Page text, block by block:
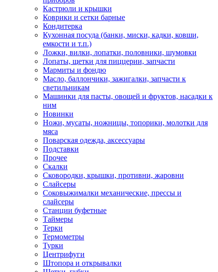
Кастрюли и крышки
Коврики и сетки барные
Кондитерка
Кухонная посуда (банки, миски, кадки, ковши,
емкости и т.п.)
Ложки, вилки, лопатки, половники, шумовки
Лопаты, щетки для пиццерии, запчасти
Мармиты и фондю
Масло, баллончики, зажигалки, запчасти к
светильникам
Машинки для пасты, овощей и фруктов, насадки к
ним
Новинки
Ножи, мусаты, ножницы, топорики, молотки для
мяса
Поварская одежда, аксессуары
Подставки
Прочее
Скалки
Сковородки, крышки, противни, жаровни
Слайсеры
Соковыжималки механические, прессы и
слайсеры
Станции буфетные
Таймеры
Терки
Термометры
Турки
Центрифуги
Штопора и открывалки